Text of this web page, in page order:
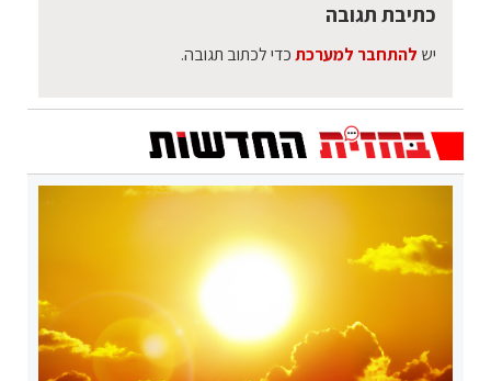
כתיבת תגובה
יש להתחבר למערכתכדי לכתוב תגובה.